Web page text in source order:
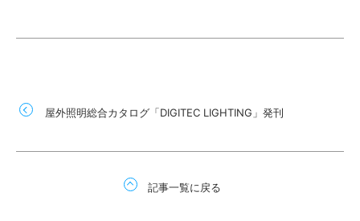
屋外照明総合カタログ「DIGITEC LIGHTING」発刊
記事一覧に戻る